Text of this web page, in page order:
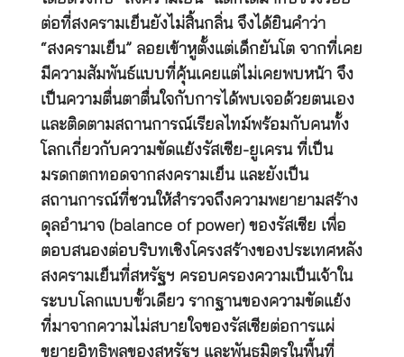
ต่อที่สงครามเย็นยังไม่สิ้นกลิ่น จึงได้ยินคำว่า
“สงครามเย็น” ลอยเข้าหูตั้งแต่เด็กยันโต จากที่เคย
มีความสัมพันธ์แบบที่คุ้นเคยแต่ไม่เคยพบหน้า จึง
เป็นความตื่นตาตื่นใจกับการได้พบเจอด้วยตนเอง
และติดตามสถานการณ์เรียลไทม์พร้อมกับคนทั้ง
โลกเกี่ยวกับความขัดแย้งรัสเซีย-ยูเครน ที่เป็น
มรดกตกทอดจากสงครามเย็น และยังเป็น
สถานการณ์ที่ชวนให้สำรวจถึงความพยายามสร้าง
ดุลอำนาจ (balance of power) ของรัสเซีย เพื่อ
ตอบสนองต่อบริบทเชิงโครงสร้างของประเทศหลัง
สงครามเย็นที่สหรัฐฯ ครอบครองความเป็นเจ้าใน
ระบบโลกแบบขั้วเดียว รากฐานของความขัดแย้ง
ที่มาจากความไม่สบายใจของรัสเซียต่อการแผ่
ขยายอิทธิพลของสหรัฐฯ และพันธมิตรในพื้นที่